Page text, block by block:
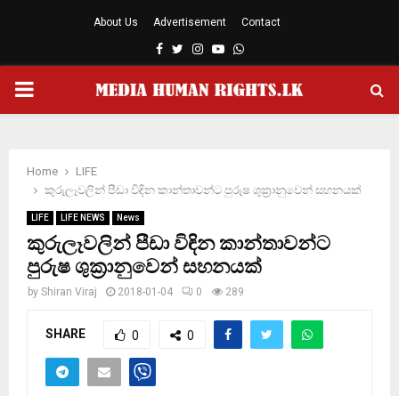
About Us Advertisement Contact
Facebook
TwitterInstagram
YoutubeWhatsapp
PRIMARY
Home
LIFE
කුරුලෑවලින් පීඩා විඳින කාන්තාවන්ට පුරුෂ ශුක්‍රානුවෙන් සහනයක්
LIFE LIFE NEWS News
කුරුලෑවලින් පීඩා විඳින කාන්තාවන්ට
පුරුෂ ශුක්‍රානුවෙන් සහනයක්
by Shiran Viraj 2018-01-04 0 289
SHARE 0 0